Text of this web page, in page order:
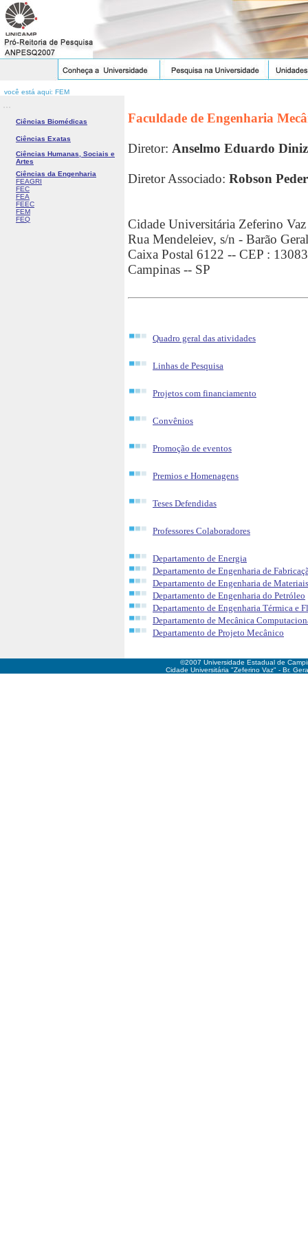
você está aqui: FEM
...
Ciências Biomédicas
Ciências Exatas
Ciências Humanas, Sociais e
Artes
Ciências da Engenharia
FEAGRI
FEC
FEA
FEEC
FEM
FEQ
Faculdade de Engenharia
Diretor: Anselmo Eduardo Diniz
Diretor Associado: Robson
Cidade Universitária Zeferino
Rua Mendeleiev, s/n - Barão
Caixa Postal 6122 -- CEP :
Campinas -- SP
Quadro geral das atividades
Linhas de Pesquisa
Projetos com financiamento
Convênios
Promoção de eventos
Premios e Homenagens
Teses Defendidas
Professores Colaboradores
Departamento de Energia
Departamento de Engenharia de
Departamento de Engenharia de Materiais
Departamento de Engenharia do Petróleo
Departamento de Engenharia Térmica e
Departamento de Mecânica
Departamento de Projeto Mecânico
©2007 Universidade Estadual de
Cidade Universitária "Zeferino Vaz" - Br.